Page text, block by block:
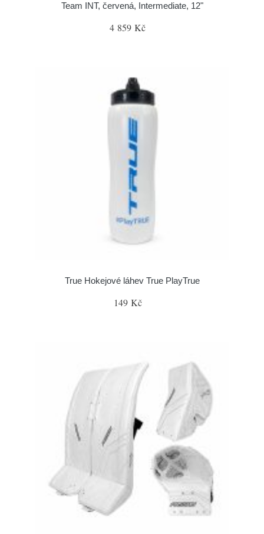
Team INT, červená, Intermediate, 12"
4 859 Kč
True Hokejové láhev True PlayTrue
149 Kč